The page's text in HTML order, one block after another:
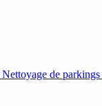
Nettoyage de parkings